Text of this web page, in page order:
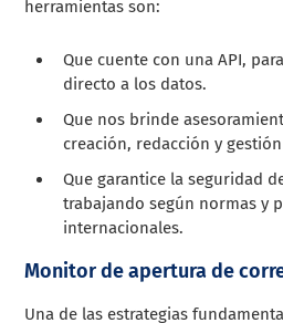
herramientas son:
Que cuente con una API,
directo a los datos.
Que nos brinde
creación, redacción y
Que garantice la seguridad
trabajando según normas y
internacionales.
Monitor de apertura de
Una de las estrategias